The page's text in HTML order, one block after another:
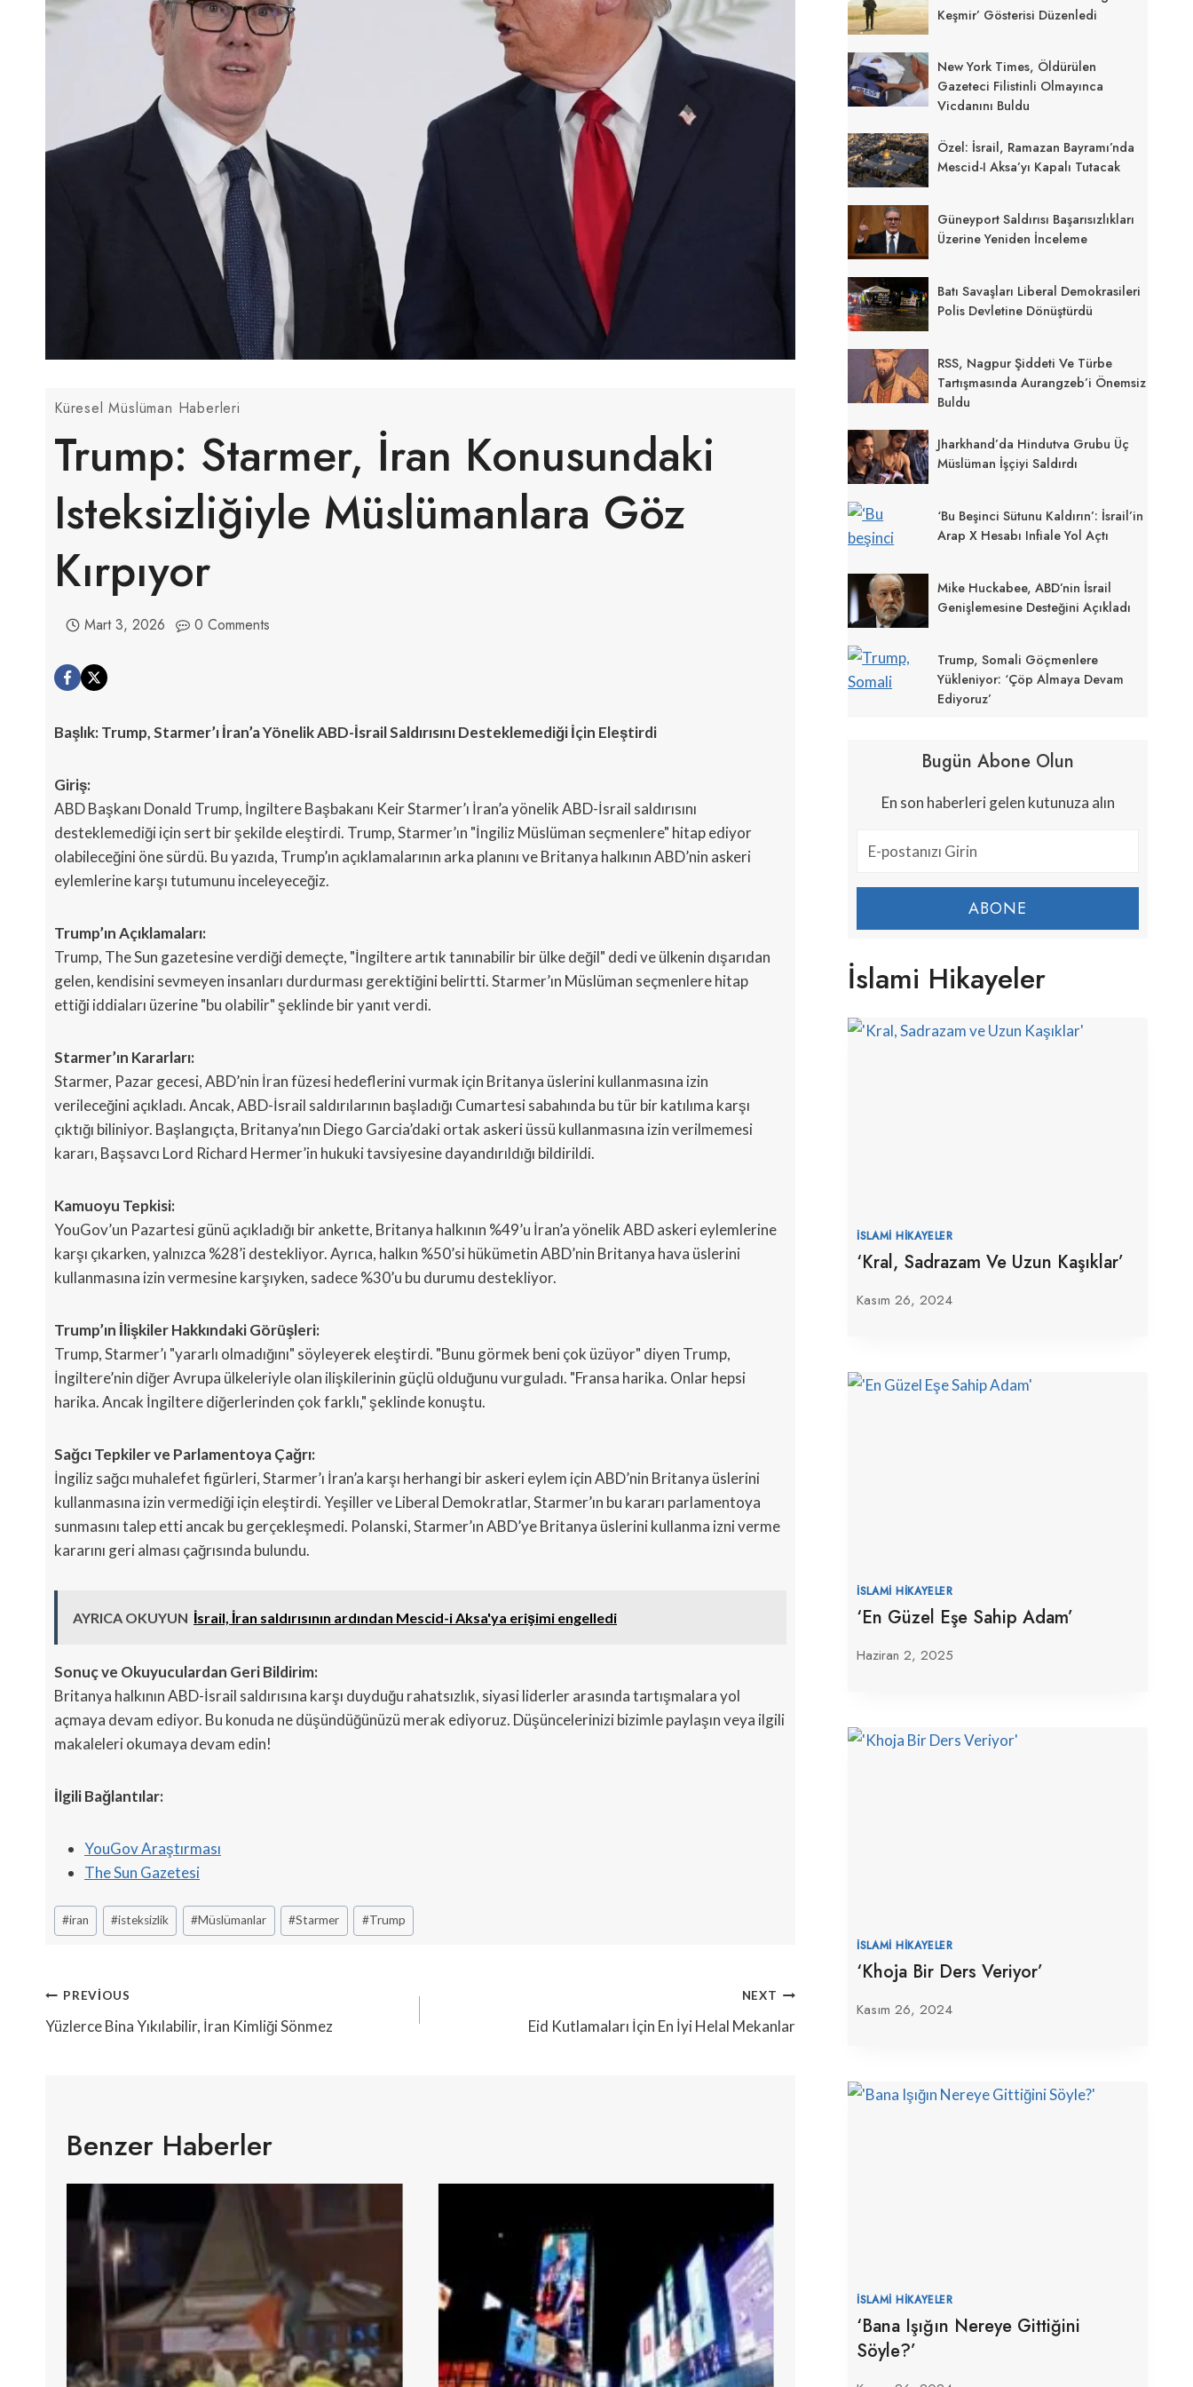
Küresel Müslüman Haberleri
Trump: Starmer, İran Konusundaki
Isteksizliğiyle Müslümanlara Göz
Kırpıyor
Mart 3, 2026 0 Comments
Başlık: Trump, Starmer’ı İran’a Yönelik ABD-İsrail Saldırısını Desteklemediği İçin Eleştirdi
Giriş:
ABD Başkanı Donald Trump, İngiltere Başbakanı Keir Starmer’ı İran’a yönelik ABD-İsrail saldırısını
desteklemediği için sert bir şekilde eleştirdi. Trump, Starmer’ın "İngiliz Müslüman seçmenlere" hitap ediyor
olabileceğini öne sürdü. Bu yazıda, Trump’ın açıklamalarının arka planını ve Britanya halkının ABD’nin askeri
eylemlerine karşı tutumunu inceleyeceğiz.
Trump’ın Açıklamaları:
Trump, The Sun gazetesine verdiği demeçte, "İngiltere artık tanınabilir bir ülke değil" dedi ve ülkenin dışarıdan
gelen, kendisini sevmeyen insanları durdurması gerektiğini belirtti. Starmer’ın Müslüman seçmenlere hitap
ettiği iddiaları üzerine "bu olabilir" şeklinde bir yanıt verdi.
Starmer’ın Kararları:
Starmer, Pazar gecesi, ABD’nin İran füzesi hedeflerini vurmak için Britanya üslerini kullanmasına izin
verileceğini açıkladı. Ancak, ABD-İsrail saldırılarının başladığı Cumartesi sabahında bu tür bir katılıma karşı
çıktığı biliniyor. Başlangıçta, Britanya’nın Diego Garcia’daki ortak askeri üssü kullanmasına izin verilmemesi
kararı, Başsavcı Lord Richard Hermer’in hukuki tavsiyesine dayandırıldığı bildirildi.
Kamuoyu Tepkisi:
YouGov’un Pazartesi günü açıkladığı bir ankette, Britanya halkının %49’u İran’a yönelik ABD askeri eylemlerine
karşı çıkarken, yalnızca %28’i destekliyor. Ayrıca, halkın %50’si hükümetin ABD’nin Britanya hava üslerini
kullanmasına izin vermesine karşıyken, sadece %30’u bu durumu destekliyor.
Trump’ın İlişkiler Hakkındaki Görüşleri:
Trump, Starmer’ı "yararlı olmadığını" söyleyerek eleştirdi. "Bunu görmek beni çok üzüyor" diyen Trump,
İngiltere’nin diğer Avrupa ülkeleriyle olan ilişkilerinin güçlü olduğunu vurguladı. "Fransa harika. Onlar hepsi
harika. Ancak İngiltere diğerlerinden çok farklı," şeklinde konuştu.
Sağcı Tepkiler ve Parlamentoya Çağrı:
İngiliz sağcı muhalefet figürleri, Starmer’ı İran’a karşı herhangi bir askeri eylem için ABD’nin Britanya üslerini
kullanmasına izin vermediği için eleştirdi. Yeşiller ve Liberal Demokratlar, Starmer’ın bu kararı parlamentoya
sunmasını talep etti ancak bu gerçekleşmedi. Polanski, Starmer’ın ABD’ye Britanya üslerini kullanma izni verme
kararını geri alması çağrısında bulundu.
AYRICA OKUYUN İsrail, İran saldırısının ardından Mescid-i Aksa'ya erişimi engelledi
Sonuç ve Okuyuculardan Geri Bildirim:
Britanya halkının ABD-İsrail saldırısına karşı duyduğu rahatsızlık, siyasi liderler arasında tartışmalara yol
açmaya devam ediyor. Bu konuda ne düşündüğünüzü merak ediyoruz. Düşüncelerinizi bizimle paylaşın veya ilgili
makaleleri okumaya devam edin!
İlgili Bağlantılar:
YouGov Araştırması
The Sun Gazetesi
Post
Tags:
#iran #isteksizlik #Müslümanlar #Starmer #Trump
Yazı
Gezinmesi
PREVIOUS
Yüzlerce Bina Yıkılabilir, İran Kimliği Sönmez
NEXT
Eid Kutlamaları İçin En İyi Helal Mekanlar
Benzer Haberler
Keşmir’ Gösterisi Düzenledi
New York Times, Öldürülen
Gazeteci Filistinli Olmayınca
Vicdanını Buldu
Özel: İsrail, Ramazan Bayramı’nda
Mescid-I Aksa’yı Kapalı Tutacak
Güneyport Saldırısı Başarısızlıkları
Üzerine Yeniden İnceleme
Batı Savaşları Liberal Demokrasileri
Polis Devletine Dönüştürdü
RSS, Nagpur Şiddeti Ve Türbe
Tartışmasında Aurangzeb’i Önemsiz
Buldu
Jharkhand’da Hindutva Grubu Üç
Müslüman İşçiyi Saldırdı
‘Bu Beşinci Sütunu Kaldırın’: İsrail’in
Arap X Hesabı Infiale Yol Açtı
Mike Huckabee, ABD’nin İsrail
Genişlemesine Desteğini Açıkladı
Trump, Somali Göçmenlere
Yükleniyor: ‘Çöp Almaya Devam
Ediyoruz’
Bugün Abone Olun
En son haberleri gelen kutunuza alın
ABONE
İslami Hikayeler
İSLAMI HIKAYELER
‘Kral, Sadrazam Ve Uzun Kaşıklar’
Kasım 26, 2024
İSLAMI HIKAYELER
‘En Güzel Eşe Sahip Adam’
Haziran 2, 2025
İSLAMI HIKAYELER
‘Khoja Bir Ders Veriyor’
Kasım 26, 2024
İSLAMI HIKAYELER
‘Bana Işığın Nereye Gittiğini
Söyle?’